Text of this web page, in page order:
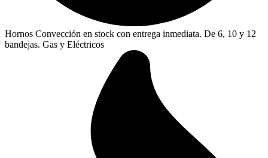
Hornos Convección en stock con entrega inmediata. De 6, 10 y 12
bandejas. Gas y Eléctricos